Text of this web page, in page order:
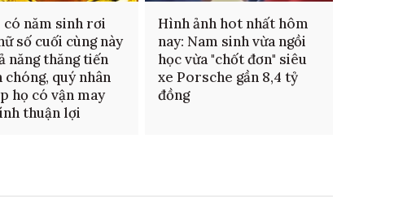
có năm sinh rơi
số cuối cùng này
năng thăng tiến
chóng, quý nhân
họ có vận may
thuận lợi
Hình ảnh hot nhất hôm
nay: Nam sinh vừa ngồi
học vừa "chốt đơn" siêu
xe Porsche gần 8,4 tỷ
đồng